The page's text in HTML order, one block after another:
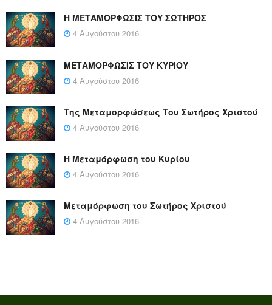
Η ΜΕΤΑΜΟΡΦΩΣΙΣ ΤΟΥ ΣΩΤΗΡΟΣ
4 Αυγούστου 2016
ΜΕΤΑΜΟΡΦΩΣΙΣ ΤΟΥ ΚΥΡΙΟΥ
4 Αυγούστου 2016
Της Μεταμορφώσεως Του Σωτήρος Χριστού
4 Αυγούστου 2016
Η Μεταμόρφωση του Κυρίου
4 Αυγούστου 2016
Μεταμόρφωση του Σωτήρος Χριστού
4 Αυγούστου 2016